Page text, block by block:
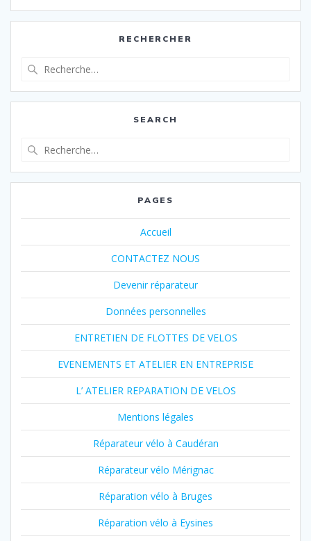
RECHERCHER
:
SEARCH
:
PAGES
Accueil
CONTACTEZ NOUS
Devenir réparateur
Données personnelles
ENTRETIEN DE FLOTTES DE VELOS
EVENEMENTS ET ATELIER EN ENTREPRISE
L’ ATELIER REPARATION DE VELOS
Mentions légales
Réparateur vélo à Caudéran
Réparateur vélo Mérignac
Réparation vélo à Bruges
Réparation vélo à Eysines